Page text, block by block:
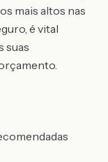
mais altos nas
é vital
suas